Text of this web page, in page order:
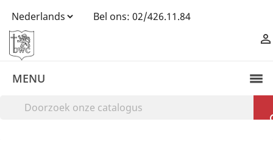
Bel ons: 02/426.11.84

MENU